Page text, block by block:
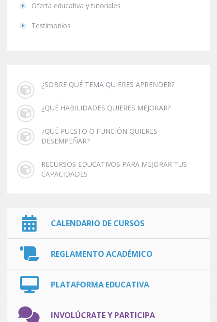
Oferta educativa y tutoriales
Testimonios
¿SOBRE QUÉ TEMA QUIERES APRENDER?
¿QUÉ HABILIDADES QUIERES MEJORAR?
¿QUÉ PUESTO O FUNCIÓN QUIERES
DESEMPEÑAR?
RECURSOS EDUCATIVOS PARA MEJORAR TUS
CAPACIDADES
CALENDARIO DE CURSOS
REGLAMENTO ACADÉMICO
PLATAFORMA EDUCATIVA
INVOLÚCRATE Y PARTICIPA